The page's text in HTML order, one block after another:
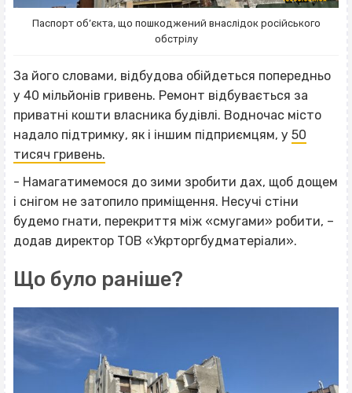
Паспорт об’єкта, що пошкоджений внаслідок російського
обстрілу
За його словами, відбудова обійдеться попередньо
у 40 мільйонів гривень. Ремонт відбувається за
приватні кошти власника будівлі. Водночас місто
надало підтримку, як і іншим підприємцям, у 50
тисяч гривень.
- Намагатимемося до зими зробити дах, щоб дощем
і снігом не затопило приміщення. Несучі стіни
будемо гнати, перекриття між «смугами» робити, –
додав директор ТОВ «Укрторгбудматеріали».
Що було раніше?